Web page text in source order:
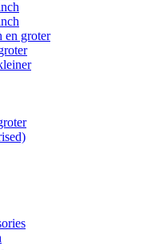
groter